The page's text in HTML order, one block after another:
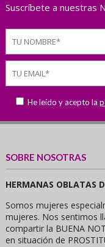
Suscríbete a nuestras
He leído y acepto la
SOBRE NOSOTRAS
HERMANAS OBLATAS
Somos mujeres
mujeres. Nos sentimos
compartir la BUENA
en situación de